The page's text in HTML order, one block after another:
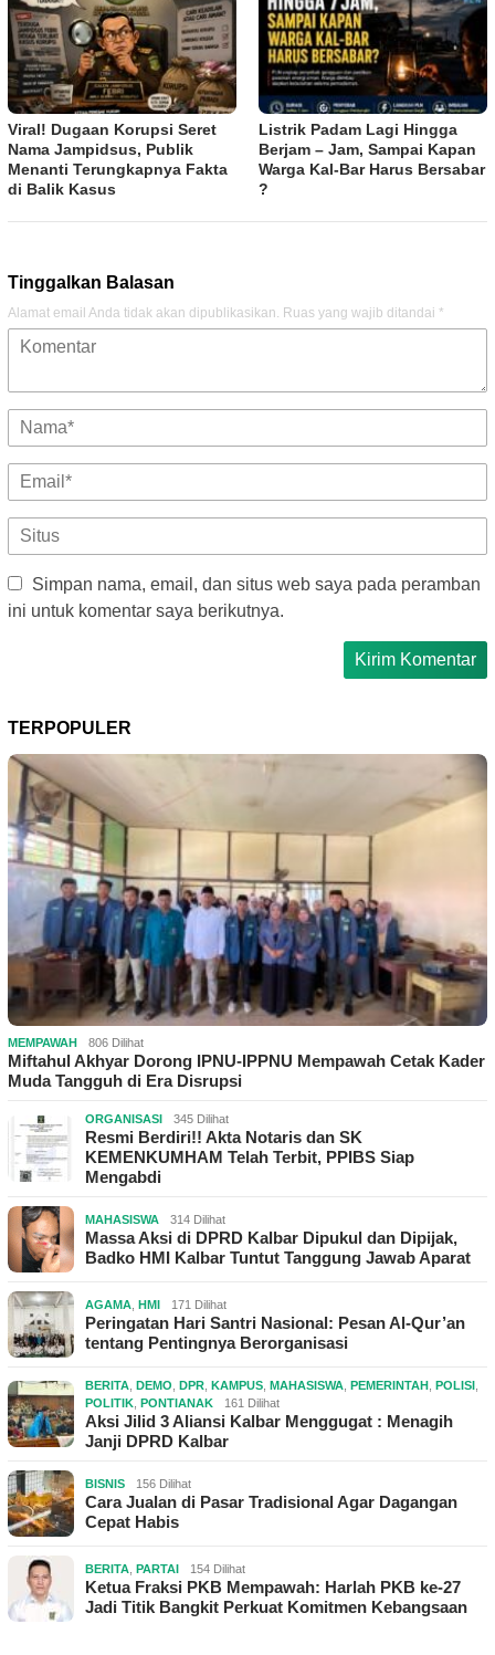
Viral! Dugaan Korupsi Seret
Nama Jampidsus, Publik
Menanti Terungkapnya Fakta
di Balik Kasus
Listrik Padam Lagi Hingga
Berjam – Jam, Sampai Kapan
Warga Kal-Bar Harus Bersabar
?
Tinggalkan Balasan
Alamat email Anda tidak akan dipublikasikan. Ruas yang wajib ditandai *
Simpan nama, email, dan situs web saya pada peramban
ini untuk komentar saya berikutnya.
TERPOPULER
MEMPAWAH 806 Dilihat
Miftahul Akhyar Dorong IPNU-IPPNU Mempawah Cetak Kader
Muda Tangguh di Era Disrupsi
ORGANISASI 345 Dilihat
Resmi Berdiri!! Akta Notaris dan SK
KEMENKUMHAM Telah Terbit, PPIBS Siap
Mengabdi
MAHASISWA 314 Dilihat
Massa Aksi di DPRD Kalbar Dipukul dan Dipijak,
Badko HMI Kalbar Tuntut Tanggung Jawab Aparat
AGAMA HMI 171 Dilihat
Peringatan Hari Santri Nasional: Pesan Al-Qur’an
tentang Pentingnya Berorganisasi
BERITA DEMO DPR KAMPUS MAHASISWA PEMERINTAH POLISI
POLITIK PONTIANAK 161 Dilihat
Aksi Jilid 3 Aliansi Kalbar Menggugat : Menagih
Janji DPRD Kalbar
BISNIS 156 Dilihat
Cara Jualan di Pasar Tradisional Agar Dagangan
Cepat Habis
BERITA PARTAI 154 Dilihat
Ketua Fraksi PKB Mempawah: Harlah PKB ke-27
Jadi Titik Bangkit Perkuat Komitmen Kebangsaan